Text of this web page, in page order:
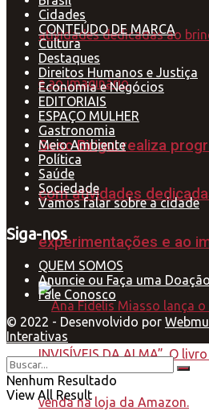
Sesc Birigui realiza
com atividades
experimentações e ao
Cidades
CONTEÚDO DE MARCA
Cultura
Destaques
Direitos Humanos e Justiça
Economia e Negócios
EDITORIAIS
ESPAÇO MULHER
Gastronomia
Meio Ambiente
Política
Saúde
Sociedade
Vamos falar sobre a cidade
Siga-nos
QUEM SOMOS
Anuncie ou Faça uma Doação
Fale Conosco
© 2022 - Desenvolvido por
Interativas
Nenhum Resultado
View All Result